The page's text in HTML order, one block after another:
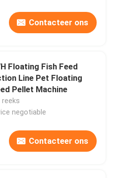
Contacteer ons
Floating Fish Feed
Line Pet Floating
Pellet Machine
reeks
negotiable
Contacteer ons